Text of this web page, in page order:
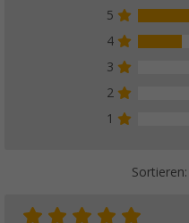
5
4
3
2
1
Sortieren: